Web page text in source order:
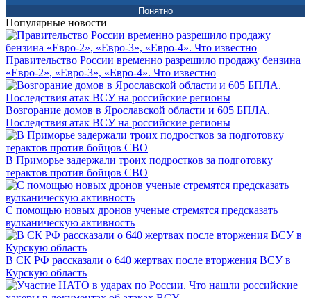
Понятно
Популярные новости
Правительство России временно разрешило продажу бензина
«Евро-2», «Евро-3», «Евро-4». Что известно
Возгорание домов в Ярославской области и 605 БПЛА.
Последствия атак ВСУ на российские регионы
В Приморье задержали троих подростков за подготовку
терактов против бойцов СВО
С помощью новых дронов ученые стремятся предсказать
вулканическую активность
В СК РФ рассказали о 640 жертвах после вторжения ВСУ в
Курскую область